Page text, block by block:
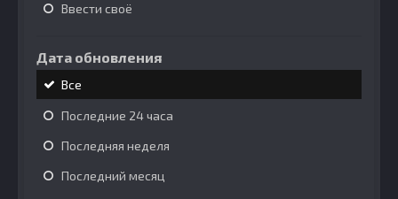
Ввести своё
Дата обновления
Все
Последние 24 часа
Последняя неделя
Последний месяц